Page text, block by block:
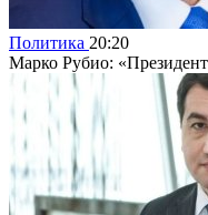
Политика 20:20
Марко Рубио: